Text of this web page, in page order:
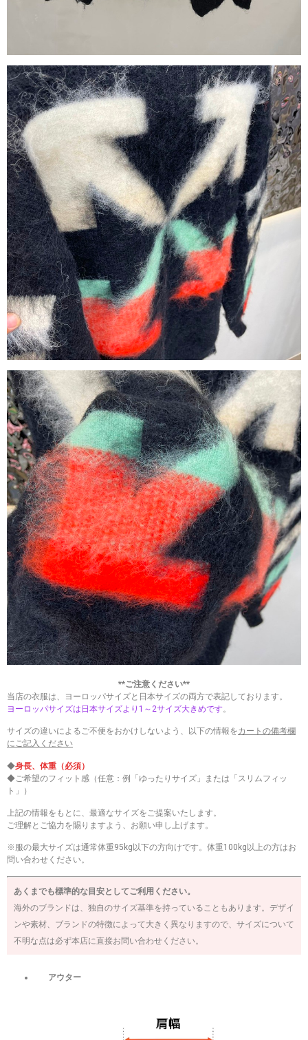
**ご注意ください**
当店の衣服は、ヨーロッパサイズと日本サイズの両方で表記しております。
ヨーロッパサイズは日本サイズより1～2サイズ大きめです。
サイズの違いによるご不便をおかけしないよう、以下の情報をカートの備考欄
にご記入ください
◆身長、体重（必須）
◆ご希望のフィット感（任意：例「ゆったりサイズ」または「スリムフィッ
ト」）
上記の情報をもとに、最適なサイズをご提案いたします。
ご理解とご協力を賜りますよう、お願い申し上げます。
※服の最大サイズは通常体重95kg以下の方向けです。体重100kg以上の方はお
問い合わせください。
あくまでも標準的な目安としてご利用ください。
海外のブランドは、独自のサイズ基準を持っていることもあります。デザイ
ンや素材、ブランドの特徴によって大きく異なりますので、サイズについて
不明な点は必ず本店に直接お問い合わせください。
アウター